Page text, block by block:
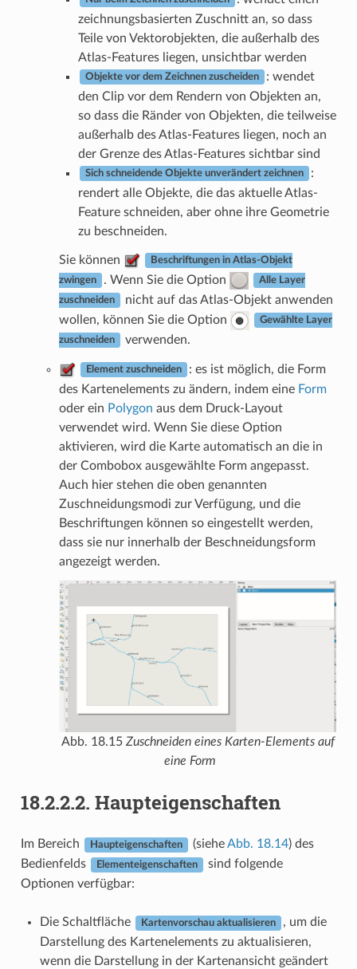
zeichnungsbasierten Zuschnitt an, so dass
Teile von Vektorobjekten, die außerhalb des
Atlas-Features liegen, unsichtbar werden
Objekte vor dem Zeichnen zuscheiden
: wendet
den Clip vor dem Rendern von Objekten an,
so dass die Ränder von Objekten, die teilweise
außerhalb des Atlas-Features liegen, noch an
der Grenze des Atlas-Features sichtbar sind
Sich schneidende Objekte unverändert zeichnen
:
rendert alle Objekte, die das aktuelle Atlas-
Feature schneiden, aber ohne ihre Geometrie
zu beschneiden.
Sie können Beschriftungen in Atlas-Objekt
zwingen . Wenn Sie die Option Alle Layer
zuschneiden
nicht auf das Atlas-Objekt anwenden
wollen, können Sie die Option
Gewählte Layer
zuschneiden verwenden.
Element zuschneiden
: es ist möglich, die Form
des Kartenelements zu ändern, indem eine Form
oder ein Polygon aus dem Druck-Layout
verwendet wird. Wenn Sie diese Option
aktivieren, wird die Karte automatisch an die in
der Combobox ausgewählte Form angepasst.
Auch hier stehen die oben genannten
Zuschneidungsmodi zur Verfügung, und die
Beschriftungen können so eingestellt werden,
dass sie nur innerhalb der Beschneidungsform
angezeigt werden.
Abb. 18.15 Zuschneiden eines Karten-Elements auf
eine Form
18.2.2.2. Haupteigenschaften
Im Bereich Haupteigenschaften (sieheAbb. 18.14) des
Bedienfelds
Elementeigenschaften
sind folgende
Optionen verfügbar:
Die Schaltfläche Kartenvorschau aktualisieren
, um die
Darstellung des Kartenelements zu aktualisieren,
wenn die Darstellung in der Kartenansicht geändert